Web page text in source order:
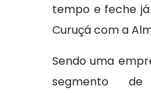
tempo e feche já
Curuçá com a
Sendo uma
segmento